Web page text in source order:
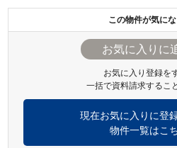
この物件が気に
お気に入り登録を
一括で資料請求するこ
現在お気に入りに登
物件一覧はこ